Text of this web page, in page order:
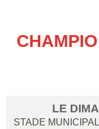
LE
STADE